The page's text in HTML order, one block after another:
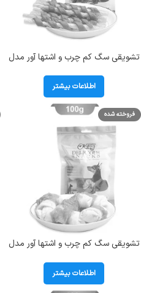
تشویقی سگ کم چرب و اشتها آور مدل
گرم
اطلاعات بیشتر
فروخته شده
تشویقی سگ کم چرب و اشتها آور مدل
100 گرم
اطلاعات بیشتر